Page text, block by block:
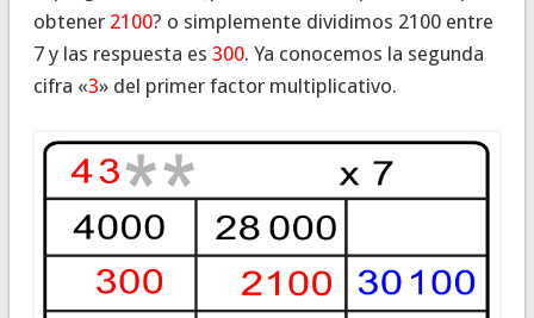
obtener 2100? o simplemente dividimos 2100 entre
7 y las respuesta es 300. Ya conocemos la segunda
cifra «3» del primer factor multiplicativo.